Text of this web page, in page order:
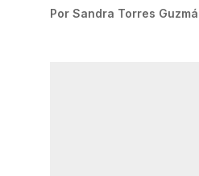
Por Sandra Torres